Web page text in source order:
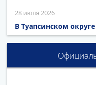
28 июля 2026
В Туапсинском